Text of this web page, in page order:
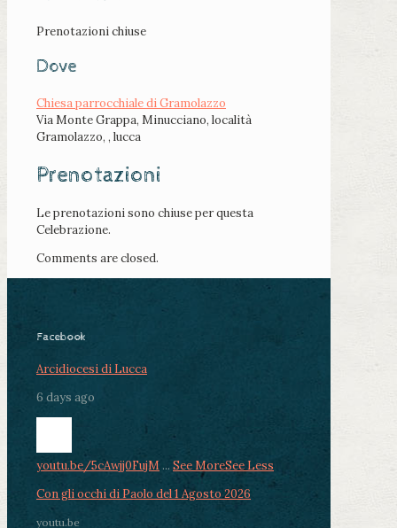
Prenotazioni chiuse
Dove
Chiesa parrocchiale di Gramolazzo
Via Monte Grappa, Minucciano, località
Gramolazzo, , lucca
Prenotazioni
Le prenotazioni sono chiuse per questa
Celebrazione.
Comments are closed.
Facebook
Arcidiocesi di Lucca
6 days ago
youtu.be/5cAwjj0FujM ... See MoreSee Less
Con gli occhi di Paolo del 1 Agosto 2026
youtu.be